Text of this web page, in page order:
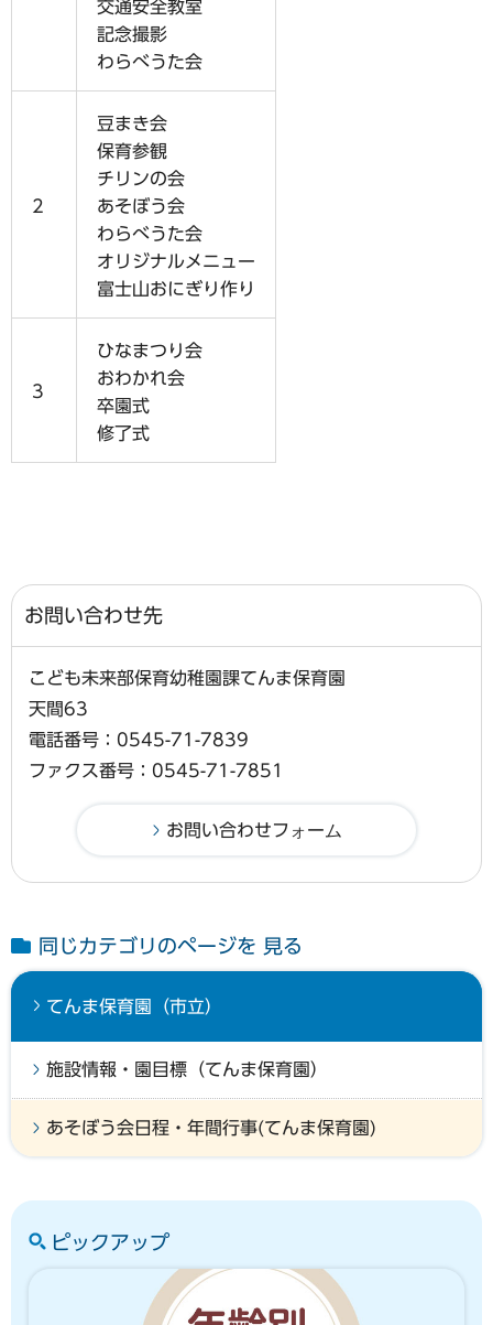
交通安全教室
記念撮影
わらべうた会
2
豆まき会
保育参観
チリンの会
あそぼう会
わらべうた会
オリジナルメニュー
富士山おにぎり作り
3
ひなまつり会
おわかれ会
卒園式
修了式
お問い合わせ先
こども未来部保育幼稚園課てんま保育園
天間63
電話番号：0545-71-7839
ファクス番号：0545-71-7851
同じカテゴリのページを 見る
てんま保育園（市立）
施設情報・園目標（てんま保育園）
あそぼう会日程・年間行事(てんま保育園)
ピックアップ